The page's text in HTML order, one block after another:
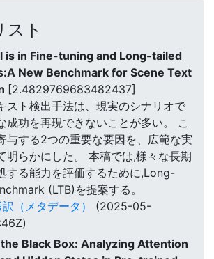
スト
is in Fine-tuning and Long-tailed
New Benchmark for Scene Text
[2.4829769683482437]
スト検出手法は、現実のシナリオで
成功を再現できないことが多い。 こ
与する2つの重要な要因を、広範な実
明らかにした。 本稿では,様々な長期
する能力を評価するために,Long-
(LTB)を提案する。
（メタデータ）
(2025-05-
Black Box: Analyzing Attention